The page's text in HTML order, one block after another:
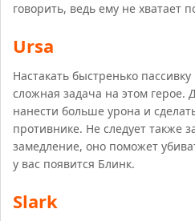
говорить, ведь ему не хватает
Ursa
Настакать быстренько
сложная задача на этом герое.
нанести больше урона и
противнике. Не следует также
замедление, оно поможет
у вас появится Блинк.
Slark